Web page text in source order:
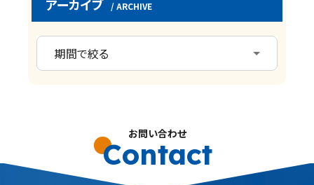
アーカイブ / ARCHIVE
お問い合わせ
Contact